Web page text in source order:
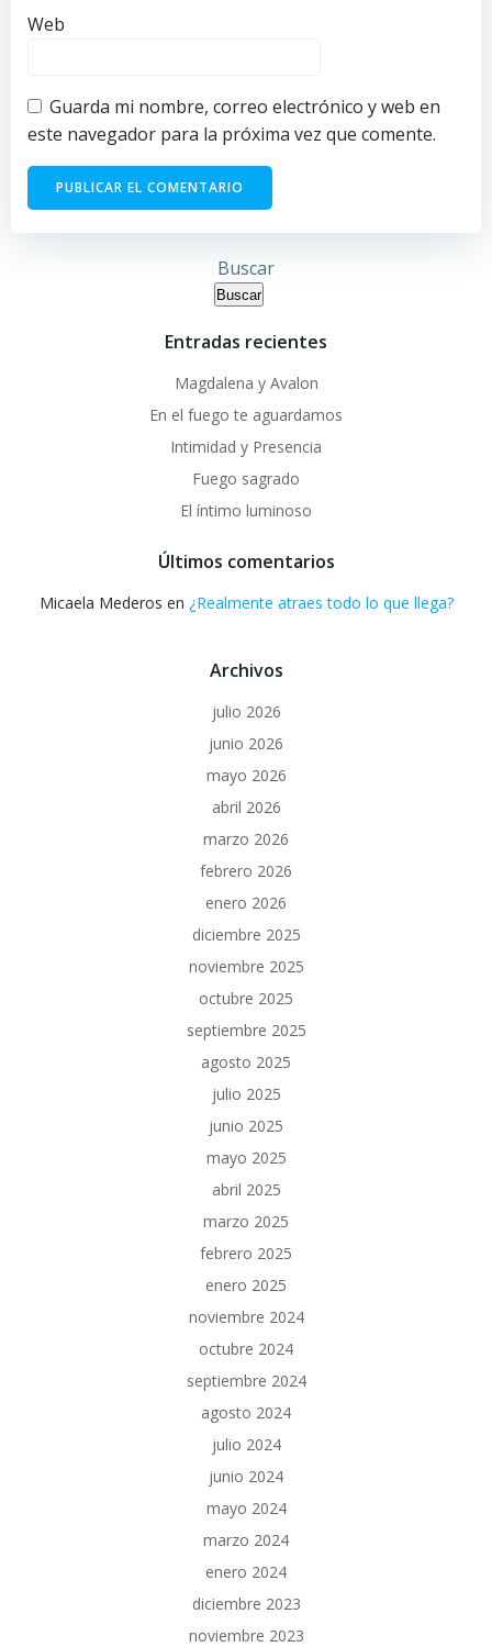
Web
Guarda mi nombre, correo electrónico y web en
este navegador para la próxima vez que comente.
Buscar
Buscar
Entradas recientes
Magdalena y Avalon
En el fuego te aguardamos
Intimidad y Presencia
Fuego sagrado
El íntimo luminoso
Últimos comentarios
Micaela Mederos en ¿Realmente atraes todo lo que llega?
Archivos
julio 2026
junio 2026
mayo 2026
abril 2026
marzo 2026
febrero 2026
enero 2026
diciembre 2025
noviembre 2025
octubre 2025
septiembre 2025
agosto 2025
julio 2025
junio 2025
mayo 2025
abril 2025
marzo 2025
febrero 2025
enero 2025
noviembre 2024
octubre 2024
septiembre 2024
agosto 2024
julio 2024
junio 2024
mayo 2024
marzo 2024
enero 2024
diciembre 2023
noviembre 2023